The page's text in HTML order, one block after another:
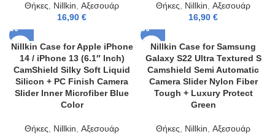
Θήκες Nillkin Αξεσουάρ
16,90 €
Θήκες Nillkin Αξεσουάρ
16,90 €
Nillkin Case for Apple iPhone
14 / iPhone 13 (6.1″ Inch)
CamShield Silky Soft Liquid
Silicon + PC Finish Camera
Slider Inner Microfiber Blue
Color
Θήκες Nillkin Αξεσουάρ
Nillkin Case for Samsung
Galaxy S22 Ultra Textured S
Camshield Semi Automatic
Camera Slider Nylon Fiber
Tough + Luxury Protect
Green
Θήκες Nillkin Αξεσουάρ